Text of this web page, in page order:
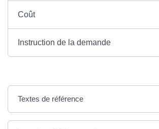
Coût
Instruction de la demande
Textes de référence